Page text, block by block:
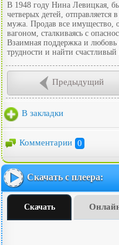
В 1948 году Нина Левицкая,
четверых детей,
мужа. Продав все имущество,
вагоном, сталкиваясь с
Взаимная поддержка и любовь
трудности и найти счастливый
Предыдущий
В закладки
Комментарии 0
Скачать с плеера:
Скачать